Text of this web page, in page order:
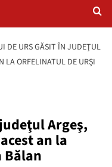
DE URS GĂSIT ÎN JUDEŢUL
LA ORFELINATUL DE URŞI
Argeş,
an la